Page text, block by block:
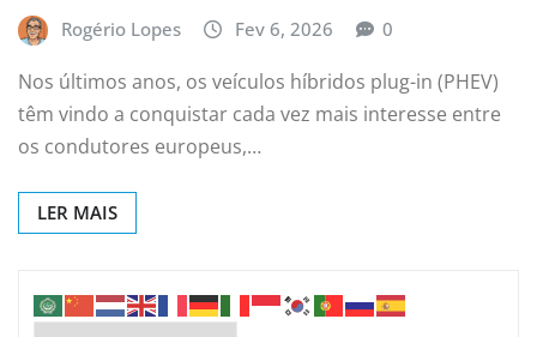
Rogério Lopes Fev 6, 2026 0
Nos últimos anos, os veículos híbridos plug-in (PHEV)
têm vindo a conquistar cada vez mais interesse entre
os condutores europeus,…
LER MAIS